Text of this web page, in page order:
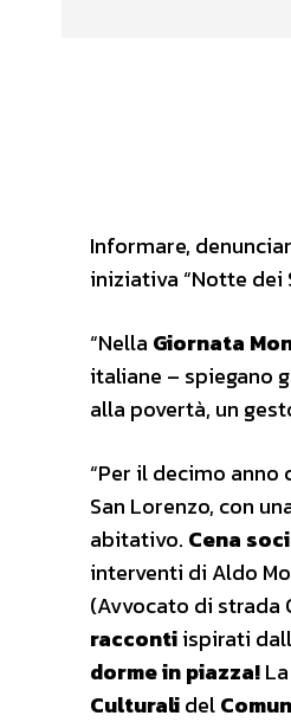
Informare,
iniziativa “Notte dei
“Nella Giornata
italiane – spiegano
alla povertà, un
“Per il decimo anno
San Lorenzo, con
abitativo. Cena
interventi di Aldo
(Avvocato di strada
raccontiispirati
dorme in piazza!
Culturalidel